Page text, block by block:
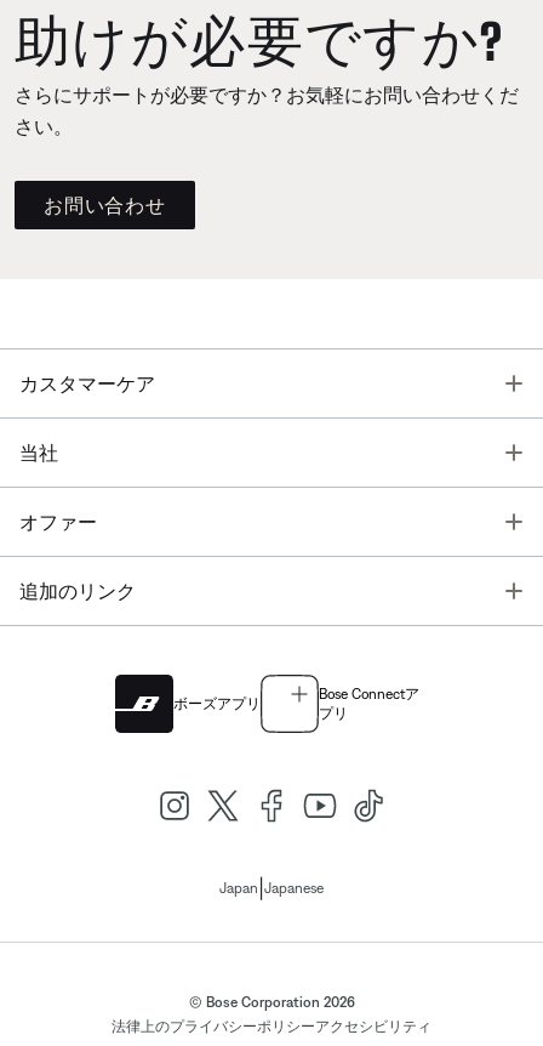
助けが必要ですか?
さらにサポートが必要ですか？お気軽にお問い合わせくだ
さい。
お問い合わせ
カスタマーケア
当社
オファー
追加のリンク
ボーズアプリ
Bose Connectア
プリ
Japan Japanese
© Bose Corporation 2026
法律上のプライバシーポリシーアクセシビリティ